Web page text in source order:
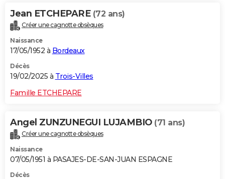
Carte de Noël
Carte Bonne année
Carte Saint-Valentin
Carte Pâques
Carte d'anniversaire
DICTIONNAIRE
Dictionnaire
Biographies
Citations
Expressions
Proverbes
PROGRAMME TV
S'inscrire
Se connecter
Lycées
Collèges
Primaires
Universités
Entreprises
Service militaire
Avis de recherche
AVIS DE DÉCÈS
FORUM
Bricolage
Jean ETCHEPARE (72 ans)
Créer une cagnotte obsèques
Naissance
17/05/1952 à Bordeaux
Décès
19/02/2025 à Trois-Villes
Famille ETCHEPARE
Angel ZUNZUNEGUI LUJAMBIO (71 ans)
Créer une cagnotte obsèques
Naissance
07/05/1951 à PASAJES-DE-SAN-JUAN ESPAGNE
Décès